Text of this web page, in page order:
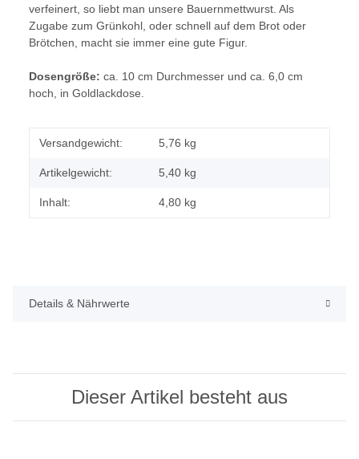
verfeinert, so liebt man unsere Bauernmettwurst. Als
Zugabe zum Grünkohl, oder schnell auf dem Brot oder
Brötchen, macht sie immer eine gute Figur.
Dosengröße: ca. 10 cm Durchmesser und ca. 6,0 cm
hoch, in Goldlackdose.
Versandgewicht: 5,76 kg
Artikelgewicht: 5,40 kg
Inhalt: 4,80 kg
Details & Nährwerte
Dieser Artikel besteht aus